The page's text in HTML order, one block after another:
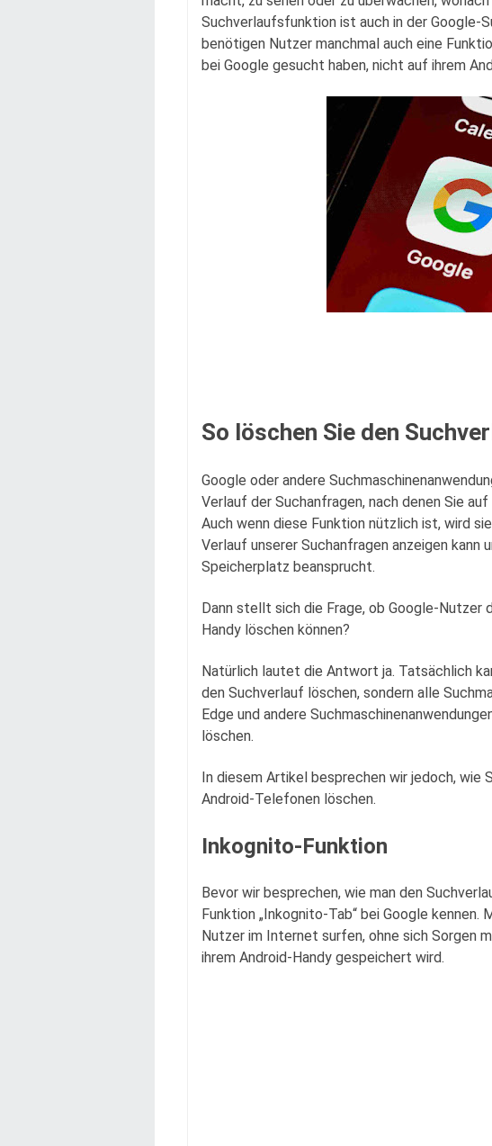
Suchverlaufsfunktion ist auch in der Google-
benötigen Nutzer manchmal auch eine
bei Google gesucht haben, nicht auf ihrem
So löschen Sie den
Google oder andere
Verlauf der Suchanfragen, nach denen Sie
Auch wenn diese Funktion nützlich ist, wird
Verlauf unserer Suchanfragen anzeigen kann
Speicherplatz beansprucht.
Dann stellt sich die Frage, ob Google-Nutzer
Handy löschen können?
Natürlich lautet die Antwort ja. Tatsächlich
den Suchverlauf löschen, sondern alle
Edge und andere
löschen.
In diesem Artikel besprechen wir jedoch, wie
Android-Telefonen löschen.
Inkognito-Funktion
Bevor wir besprechen, wie man den
Funktion „Inkognito-Tab“ bei Google kennen.
Nutzer im Internet surfen, ohne sich Sorgen
ihrem Android-Handy gespeichert wird.